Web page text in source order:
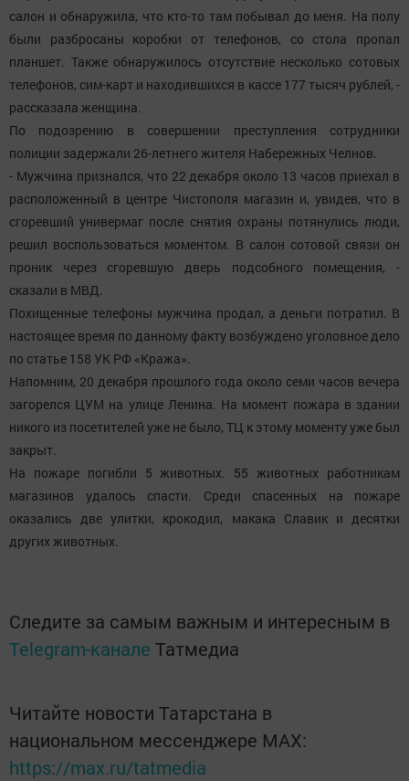
салон и обнаружила, что кто-то там побывал до меня. На полу
были разбросаны коробки от телефонов, со стола пропал
планшет. Также обнаружилось отсутствие несколько сотовых
телефонов, сим-карт и находившихся в кассе 177 тысяч рублей, -
рассказала женщина.
По подозрению в совершении преступления сотрудники
полиции задержали 26-летнего жителя Набережных Челнов.
- Мужчина признался, что 22 декабря около 13 часов приехал в
расположенный в центре Чистополя магазин и, увидев, что в
сгоревший универмаг после снятия охраны потянулись люди,
решил воспользоваться моментом. В салон сотовой связи он
проник через сгоревшую дверь подсобного помещения, -
сказали в МВД.
Похищенные телефоны мужчина продал, а деньги потратил. В
настоящее время по данному факту возбуждено уголовное дело
по статье 158 УК РФ «Кража».
Напомним, 20 декабря прошлого года около семи часов вечера
загорелся ЦУМ на улице Ленина. На момент пожара в здании
никого из посетителей уже не было, ТЦ к этому моменту уже был
закрыт.
На пожаре погибли 5 животных. 55 животных работникам
магазинов удалось спасти. Среди спасенных на пожаре
оказались две улитки, крокодил, макака Славик и десятки
других животных.
Следите за самым важным и интересным в
Telegram-канале Татмедиа
Читайте новости Татарстана в
национальном мессенджере MАХ:
https://max.ru/tatmedia